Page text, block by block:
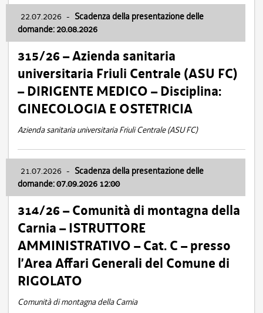
22.07.2026 - Scadenza della presentazione delle
domande: 20.08.2026
315/26 – Azienda sanitaria
universitaria Friuli Centrale (ASU FC)
– DIRIGENTE MEDICO – Disciplina:
GINECOLOGIA E OSTETRICIA
Azienda sanitaria universitaria Friuli Centrale (ASU FC)
21.07.2026 - Scadenza della presentazione delle
domande: 07.09.2026 12:00
314/26 – Comunità di montagna della
Carnia – ISTRUTTORE
AMMINISTRATIVO – Cat. C – presso
l’Area Affari Generali del Comune di
RIGOLATO
Comunità di montagna della Carnia